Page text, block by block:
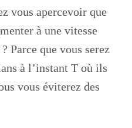
vous apercevoir que
à une vitesse
Parce que vous serez
à l’instant T où ils
vous éviterez des